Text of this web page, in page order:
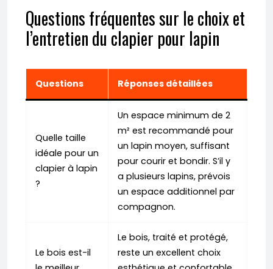
Questions fréquentes sur le choix et
l’entretien du clapier pour lapin
Questions Réponses détaillées
Quelle taille
idéale pour un
clapier à lapin
?
Un espace minimum de 2
m² est recommandé pour
un lapin moyen, suffisant
pour courir et bondir. S’il y
a plusieurs lapins, prévois
un espace additionnel par
compagnon.
Le bois est-il
Le bois, traité et protégé,
reste un excellent choix